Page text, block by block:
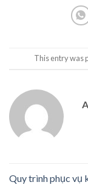
This entry was
Quy trình phục vụ